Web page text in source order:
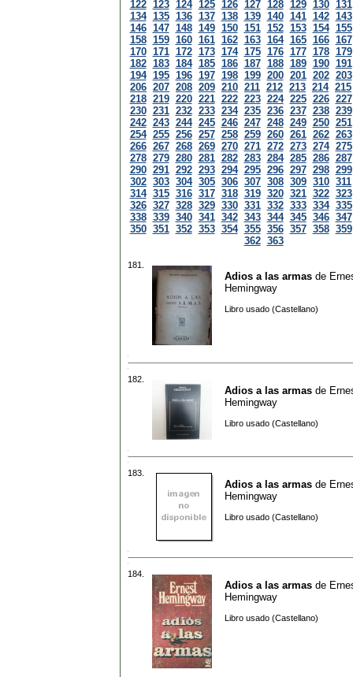
122 123 124 125 126 127 128 129 130 131
134 135 136 137 138 139 140 141 142 143
146 147 148 149 150 151 152 153 154 155
158 159 160 161 162 163 164 165 166 167
170 171 172 173 174 175 176 177 178 179
182 183 184 185 186 187 188 189 190 191
194 195 196 197 198 199 200 201 202 203
206 207 208 209 210 211 212 213 214 215
218 219 220 221 222 223 224 225 226 227
230 231 232 233 234 235 236 237 238 239
242 243 244 245 246 247 248 249 250 251
254 255 256 257 258 259 260 261 262 263
266 267 268 269 270 271 272 273 274 275
278 279 280 281 282 283 284 285 286 287
290 291 292 293 294 295 296 297 298 299
302 303 304 305 306 307 308 309 310 311
314 315 316 317 318 319 320 321 322 323
326 327 328 329 330 331 332 333 334 335
338 339 340 341 342 343 344 345 346 347
350 351 352 353 354 355 356 357 358 359
362 363
181.
Adios a las armas de
Hemingway
Libro usado (Castellano)
182.
Adios a las armas de
Hemingway
Libro usado (Castellano)
183.
Adios a las armas de
Hemingway
Libro usado (Castellano)
184.
Adios a las armas de
Hemingway
Libro usado (Castellano)